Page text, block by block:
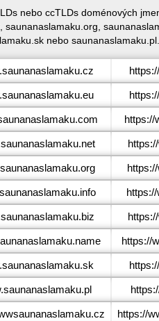
nebo ccTLDs doménových
nebo saunanaslamaku.pl.
https://
https://
https://